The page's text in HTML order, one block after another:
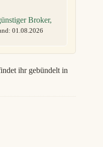
Broker,
01.08.2026
ihr gebündelt in